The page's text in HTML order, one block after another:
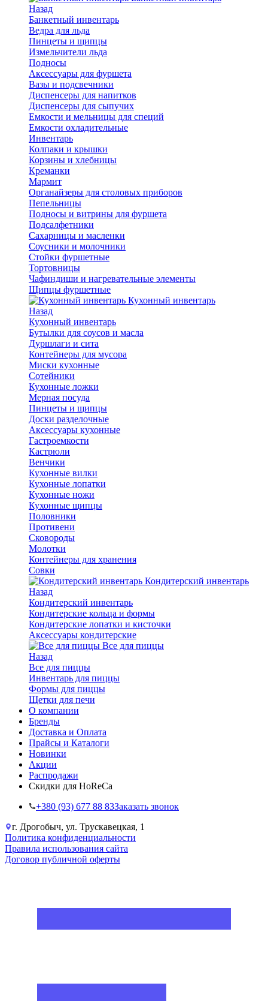
Назад
Банкетный инвентарь
Ведра для льда
Пинцеты и щипцы
Измельчители льда
Подносы
Аксессуары для фуршета
Вазы и подсвечники
Диспенсеры для напитков
Диспенсеры для сыпучих
Емкости и мельницы для специй
Емкости охладительные
Инвентарь
Колпаки и крышки
Корзины и хлебницы
Креманки
Мармит
Органайзеры для столовых приборов
Пепельницы
Подносы и витрины для фуршета
Подсалфетники
Сахарницы и масленки
Соусники и молочники
Стойки фуршетные
Тортовницы
Чафиндиши и нагревательные элементы
Щипцы фуршетные
Кухонный инвентарь
Назад
Кухонный инвентарь
Бутылки для соусов и масла
Дуршлаги и сита
Контейнеры для мусора
Миски кухонные
Сотейники
Кухонные ложки
Мерная посуда
Пинцеты и щипцы
Доски разделочные
Аксессуары кухонные
Гастроемкости
Кастрюли
Венчики
Кухонные вилки
Кухонные лопатки
Кухонные ножи
Кухонные щипцы
Половники
Противени
Сковороды
Молотки
Контейнеры для хранения
Совки
Кондитерский инвентарь
Назад
Кондитерский инвентарь
Кондитерские кольца и формы
Кондитерские лопатки и кисточки
Аксессуары кондитерские
Все для пиццы
Назад
Все для пиццы
Инвентарь для пиццы
Формы для пиццы
Щетки для печи
О компании
Бренды
Доставка и Оплата
Прайсы и Каталоги
Новинки
Акции
Распродажи
Скидки для HoReCa
+38‎0 (93) 677 88 83Заказать звонок
г. Дрогобыч, ул. Трускавецкая, 1
Политика конфиденциальности
Правила использования сайта
Договор публичной оферты